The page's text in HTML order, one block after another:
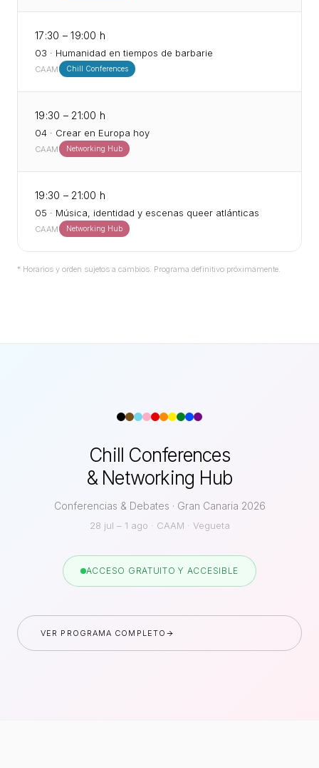
17:30 – 19:00 h
03 · Humanidad en tiempos de barbarie
CAAM Chill Conferences
19:30 – 21:00 h
04 · Crear en Europa hoy
CAAM Networking Hub
19:30 – 21:00 h
05 · Música, identidad y escenas queer atlánticas
CAAM Networking Hub
* Horarios y orden sujetos a cambios. Programa definitivo próximamente.
Chill Conferences
& Networking Hub
Conferencias & Debates · Gran Canaria 2026
28 jul – 1 ago · CAAM · Vegueta
ACCESO GRATUITO Y ACCESIBLE
VER PROGRAMA COMPLETO